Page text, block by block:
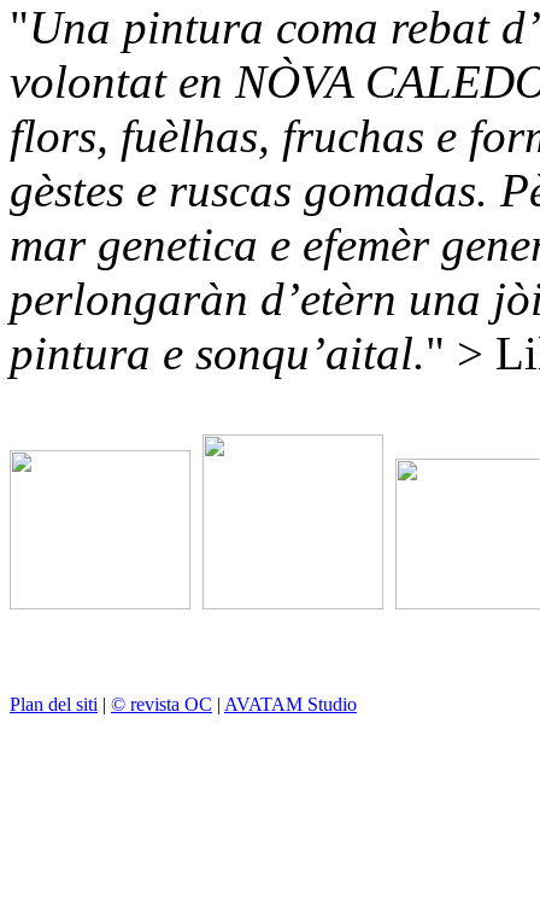
"Una pintura coma rebat
volontat en NÒVA
flors, fuèlhas, fruchas e
gèstes e ruscas gomadas.
mar genetica e efemèr
perlongaràn d’etèrn una
pintura e sonqu’aital." >
Plan del siti | © revista OC | AVATAM Studio